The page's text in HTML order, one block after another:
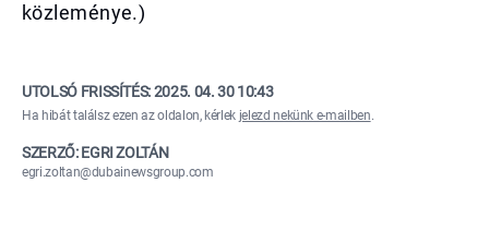
közleménye.)
UTOLSÓ FRISSÍTÉS:2025. 04. 30 10:43
Ha hibát találsz ezen az oldalon, kérlek jelezd nekünk e-mailben.
SZERZŐ: EGRI ZOLTÁN
egri.zoltan@dubainewsgroup.com